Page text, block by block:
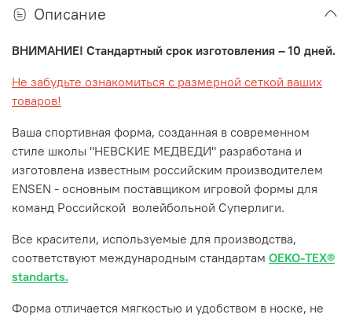
Описание
ВНИМАНИЕ! Стандартный срок изготовления – 10 дней.
Не забудьте ознакомиться с размерной сеткой ваших
товаров!
Ваша спортивная форма, созданная в современном
стиле школы "НЕВСКИЕ МЕДВЕДИ" разработана и
изготовлена известным российским производителем
ENSEN - основным поставщиком игровой формы для
команд Российской волейбольной Суперлиги.
Все красители, используемые для производства,
соответствуют международным стандартам OEKO-TEX®
standarts.
Форма отличается мягкостью и удобством в носке, не